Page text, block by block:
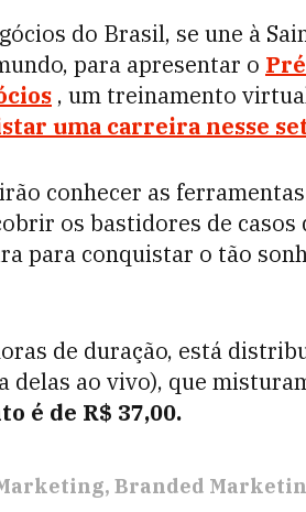
do Brasil, se une à
para apresentar o
, um treinamento
uma carreira nesse
conhecer as
os bastidores de casos
para conquistar o tão
de duração, está
delas ao vivo), que
é de R$ 37,00.
Branded